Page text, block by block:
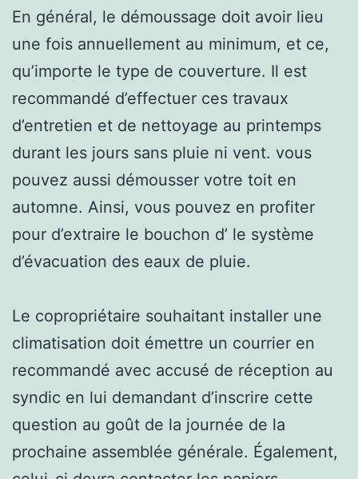
En général, le démoussage doit avoir lieu
une fois annuellement au minimum, et ce,
qu’importe le type de couverture. Il est
recommandé d’effectuer ces travaux
d’entretien et de nettoyage au printemps
durant les jours sans pluie ni vent. vous
pouvez aussi démousser votre toit en
automne. Ainsi, vous pouvez en profiter
pour d’extraire le bouchon d’ le système
d’évacuation des eaux de pluie.
Le copropriétaire souhaitant installer une
climatisation doit émettre un courrier en
recommandé avec accusé de réception au
syndic en lui demandant d’inscrire cette
question au goût de la journée de la
prochaine assemblée générale. Également,